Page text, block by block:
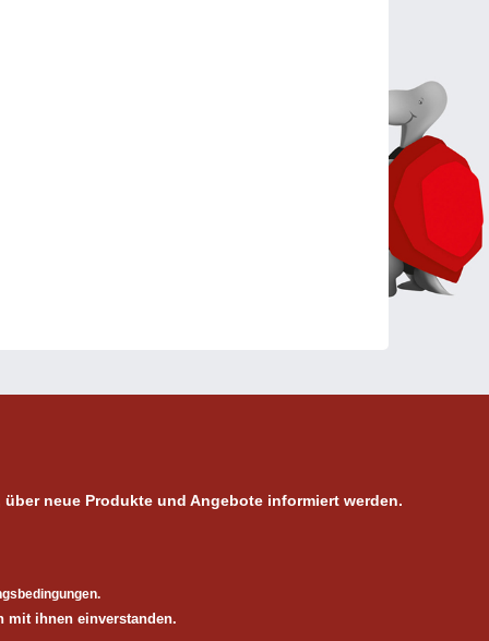
neue Produkte und Angebote informiert werden.
mit ihnen einverstanden.